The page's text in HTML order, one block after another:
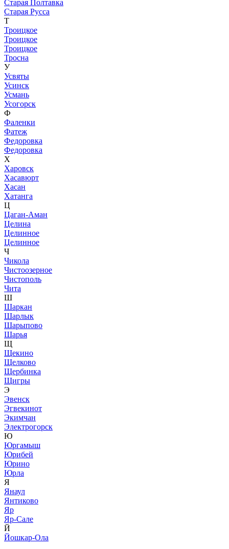
Старая Полтавка
Старая Русса
Т
Троицкое
Троицкое
Троицкое
Тросна
У
Усвяты
Усинск
Усмань
Усогорск
Ф
Фаленки
Фатеж
Федоровка
Федоровка
Х
Харовск
Хасавюрт
Хасан
Хатанга
Ц
Цаган-Аман
Целина
Целинное
Целинное
Ч
Чикола
Чистоозерное
Чистополь
Чита
Ш
Шаркан
Шарлык
Шарыпово
Шарья
Щ
Щекино
Щелково
Щербинка
Щигры
Э
Эвенск
Эгвекинот
Экимчан
Электрогорск
Ю
Юргамыш
Юрибей
Юрино
Юрла
Я
Янаул
Янтиково
Яр
Яр-Сале
Й
Йошкар-Ола